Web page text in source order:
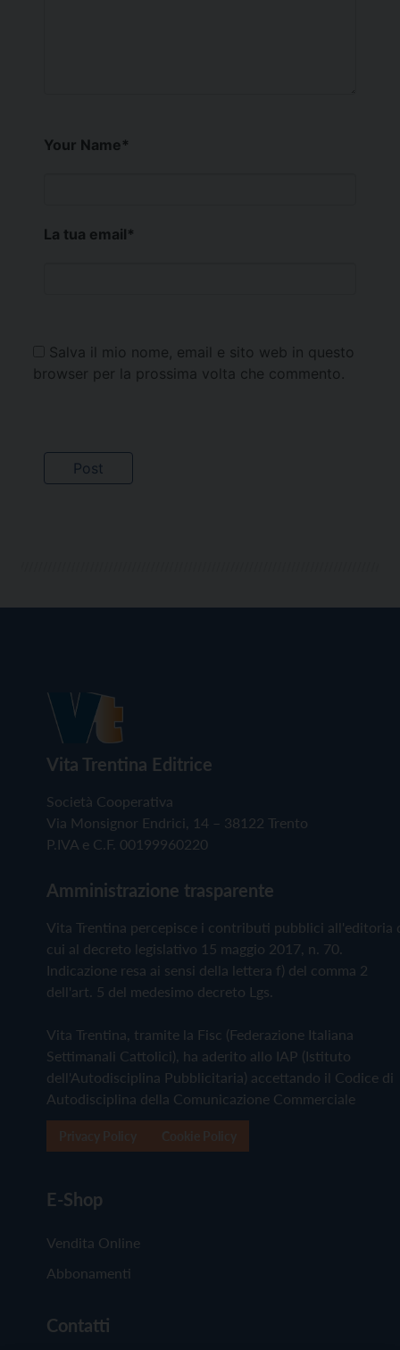
Your Name*
La tua email*
Salva il mio nome, email e sito web in questo
browser per la prossima volta che commento.
Vita Trentina Editrice
Società Cooperativa
Via Monsignor Endrici, 14 – 38122 Trento
P.IVA e C.F. 00199960220
Amministrazione trasparente
Vita Trentina percepisce i contributi pubblici all'editoria
cui al decreto legislativo 15 maggio 2017, n. 70.
Indicazione resa ai sensi della lettera f) del comma 2
dell'art. 5 del medesimo decreto Lgs.
Vita Trentina, tramite la Fisc (Federazione Italiana
Settimanali Cattolici), ha aderito allo IAP (Istituto
dell'Autodisciplina Pubblicitaria) accettando il Codice di
Autodisciplina della Comunicazione Commerciale
E-Shop
Vendita Online
Abbonamenti
Contatti